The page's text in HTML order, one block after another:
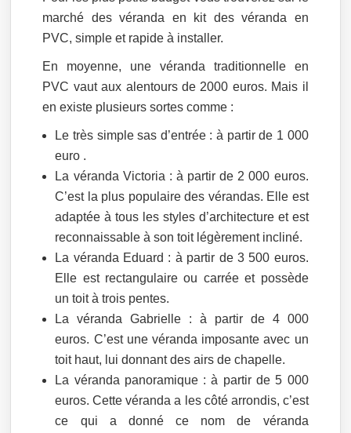
marché des véranda en kit des véranda en
PVC, simple et rapide à installer.
En moyenne, une véranda traditionnelle en
PVC vaut aux alentours de 2000 euros. Mais il
en existe plusieurs sortes comme :
Le très simple sas d’entrée : à partir de 1 000
euro .
La véranda Victoria : à partir de 2 000 euros.
C’est la plus populaire des vérandas. Elle est
adaptée à tous les styles d’architecture et est
reconnaissable à son toit légèrement incliné.
La véranda Eduard : à partir de 3 500 euros.
Elle est rectangulaire ou carrée et possède
un toit à trois pentes.
La véranda Gabrielle : à partir de 4 000
euros. C’est une véranda imposante avec un
toit haut, lui donnant des airs de chapelle.
La véranda panoramique : à partir de 5 000
euros. Cette véranda a les côté arrondis, c’est
ce qui a donné ce nom de véranda